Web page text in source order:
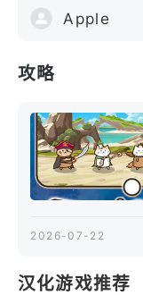
一群水母正向沉睡
服挑战。
■ 收集各种独特的
Apple
攻略
2026-07-22
汉化游戏推荐